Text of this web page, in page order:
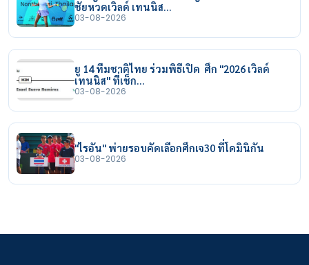
ชัยหวดเวิลด์ เทนนิส…
03-08-2026
ยู 14 ทีมชาติไทย ร่วมพิธีเปิด ศึก "2026 เวิลด์
เทนนิส" ที่เช็ก…
03-08-2026
"ไรอัน" พ่ายรอบคัดเลือกศึกเจ30 ที่โดมินิกัน
03-08-2026